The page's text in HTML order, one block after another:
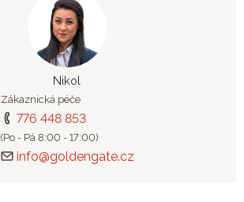
Nikol
Zákaznická péče
776 448 853
(Po - Pá 8:00 - 17:00)
info@goldengate.cz